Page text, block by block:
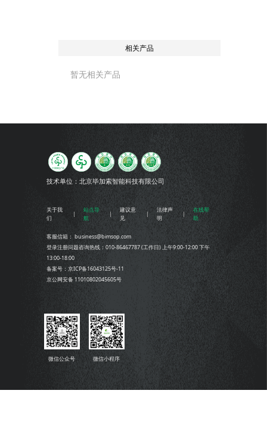
相关产品
暂无相关产品
技术单位：北京毕加索智能科技有限公司
关于我
们
站点导
航
建议意
见
法律声
明
在线帮
助
客服信箱： business@bimsop.com
登录注册问题咨询热线：010-86467787 (工作日) 上午9:00-12:00 下午
13:00-18:00
备案号：京ICP备16043125号-11
京公网安备 11010802045605号
微信公众号 微信小程序